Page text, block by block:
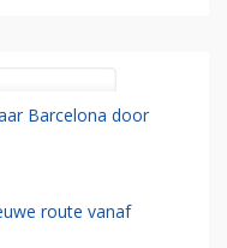
Barcelona door
route vanaf